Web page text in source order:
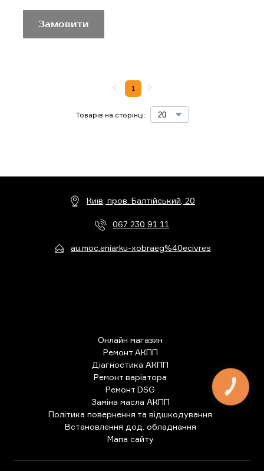
Замовити
Товарів на сторінці:
1
Київ, пров. Балтійський, 20
067 230 91 11
au.moc.eniarku-xobraeg%40ecivres
Онлайн магазин
Ремонт АКПП
Діагностика АКПП
Ремонт варіатора
Ремонт DSG
Заміна масла АКПП
Політика повернення та відшкодування
Встановлення дод. обладнання
Мапа сайту
КНОПКА
ЗВ'ЯЗКУ